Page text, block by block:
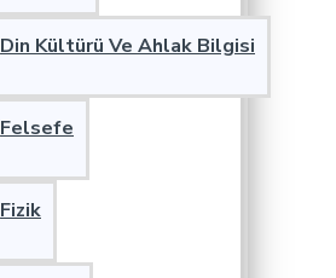
Din Kültürü Ve Ahlak Bilgisi
Felsefe
Fizik